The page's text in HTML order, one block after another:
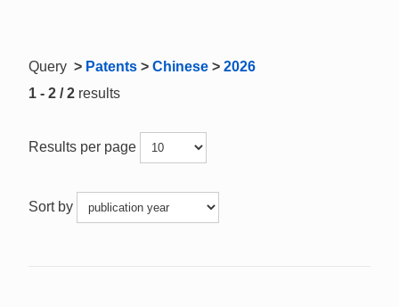
Query > Patents > Chinese > 2026
1 - 2 / 2 results
Results per page
Sort by